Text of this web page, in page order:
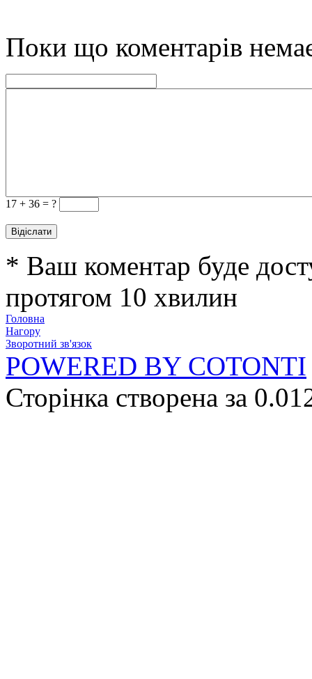
Поки що коментарів
17 + 36 = ?
* Ваш коментар буде
протягом 10 хвилин
Головна
Нагору
Зворотний зв'язок
POWERED BY COTONTI
Сторінка створена за